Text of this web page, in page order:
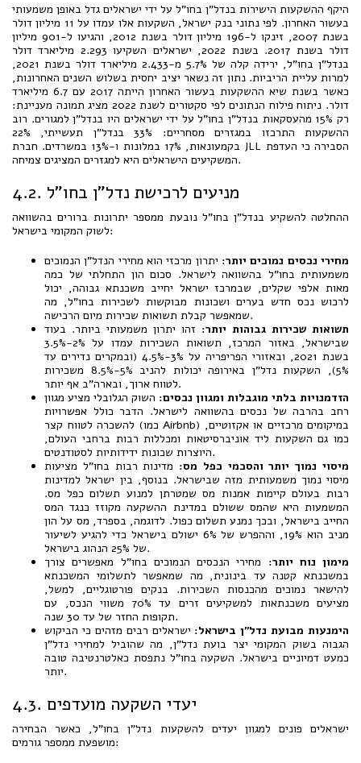
היקף ההשקעות הישירות בנדל"ן בחו"ל על ידי ישראלים גדל באופן משמעותי
בעשור האחרון. לפי נתוני בנק ישראל, השקעות אלו עמדו על 11 מיליון דולר
בשנת 2007, זינקו ל-196 מיליון דולר בשנת 2012, והגיעו ל-901 מיליון
דולר בשנת 2017. בשנת 2022, ישראלים השקיעו 2.293 מיליארד דולר
בנדל"ן בחו"ל, ירידה קלה של 5.7% מ-2.433 מיליארד דולר בשנת 2021,
למרות עליית הריביות. נתון זה נשאר יציב יחסית בשלוש השנים האחרונות,
כאשר בשנת שיא ההשקעות בעשור האחרון הייתה 2017 עם 6.7 מיליארד
דולר. ניתוח פילוח הנתונים לפי סקטורים לשנת 2022 מציג תמונה מעניינת:
רק 15% מהעסקאות בנדל"ן בחו"ל על ידי ישראלים היו בנדל"ן למגורים. רוב
ההשקעות התרכזו במגזרים מסחריים: 33% בנדל"ן תעשייתי, 22%
בקמעונאות, 17% במלונות ו-13% במשרדים. חברת JLL הסבירה כי העדפת
המשקיעים הישראלים היא למגזרים המציגים צמיחה.
4.2. מניעים לרכישת נדל"ן בחו"ל
ההחלטה להשקיע בנדל"ן בחו"ל נובעת ממספר יתרונות ברורים בהשוואה
לשוק המקומי בישראל:
מחירי נכסים נמוכים יותר: יתרון מרכזי הוא מחירי הנדל"ן הנמוכים
משמעותית בחו"ל בהשוואה לישראל. סכום הון התחלתי של כמה
מאות אלפי שקלים, שבמרכז ישראל יחייב משכנתא גבוהה, יכול
לרכוש נכס חדש בערים ושכונות מבוקשות לשכירות בחו"ל, מה
שמאפשר קבלת תשואות שכירות מיום הרכישה.
תשואות שכירות גבוהות יותר: זהו יתרון משמעותי ביותר. בעוד
שבישראל, באזור המרכז, תשואות השכירות עמדו על 2%-3.5%
בשנת 2021, ובאזורי הפריפריה על 3%-4.5% (ובמקרים נדירים עד
5%), השקעות נדל"ן באירופה יכולות להניב 5%-8.5% משכירות
לטווח ארוך, ובארה"ב אף יותר.
הזדמנויות בלתי מוגבלות ומגוון נכסים: השוק הגלובלי מציע מגוון
רחב בהרבה של נכסים בהשוואה לישראל. הדבר כולל אפשרויות
להשכרה לטווח קצר (כמו Airbnb) במיקומים מרכזיים או אקזוטיים,
כמו גם השקעות ליד אוניברסיטאות ומכללות רבות ברחבי העולם,
היוצרות שכונות ידידותיות לסטודנטים.
מיסוי נמוך יותר והסכמי כפל מס: מדינות רבות בחו"ל מציעות
מיסוי נמוך משמעותית מזה שבישראל. בנוסף, בין ישראל למדינות
רבות בעולם קיימות אמנות מס שמטרתן למנוע תשלום כפל מס.
המשמעות היא שהמס ששולם במדינת ההשקעה מקוזז כנגד המס
החייב בישראל, ובכך נמנע תשלום כפול. לדוגמה, בספרד, מס על הון
מניב הוא 19%, וההפרש של 6% ישולם בישראל כדי להגיע לשיעור
של 25% הנהוג בישראל.
מימון נוח יותר: מחירי הנכסים הנמוכים בחו"ל מאפשרים צורך
במשכנתא קטנה עד בינונית, מה שמאפשר לתשלומי המשכנתא
להישאר נמוכים מהכנסות השכירות. בנקים פורטוגליים, למשל,
מציעים משכנתאות למשקיעים זרים עד 70% משווי הנכס, עם
תקופות החזר של עד 30 שנה.
הימנעות מבועת נדל"ן בישראל: ישראלים רבים מזהים כי הביקוש
הגבוה בשוק המקומי יצר בועת נדל"ן, מה שהוביל למחירי נדל"ן
כמעט דמיוניים בישראל. השקעה בחו"ל נתפסת כאלטרנטיבה טובה
יותר.
4.3. יעדי השקעה מועדפים
ישראלים פונים למגוון יעדים להשקעות נדל"ן בחו"ל, כאשר הבחירה
מושפעת ממספר גורמים: